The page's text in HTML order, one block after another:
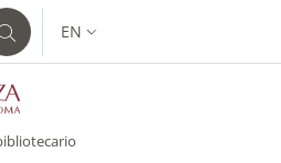
LANGUAGE SWITCHER:
EN